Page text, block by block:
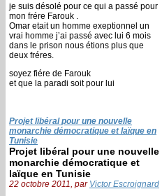
je suis désolé pour ce qui a passé pour
mon frére Farouk .
Omar etait un homme exeptionnel un
vrai homme j’ai passé avec lui 6 mois
dans le prison nous étions plus que
deux fréres.
soyez fiére de Farouk
et que la paradi soit pour lui
Projet libéral pour une nouvelle
monarchie démocratique et laïque en
Tunisie
Projet libéral pour une nouvelle
monarchie démocratique et
laïque en Tunisie
22 octobre 2011, par Victor Escroignard